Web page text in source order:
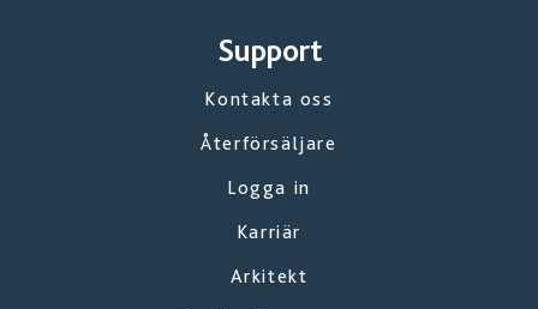
Support
Kontakta oss
Återförsäljare
Logga in
Karriär
Arkitekt